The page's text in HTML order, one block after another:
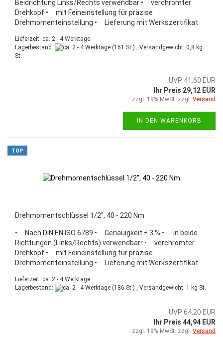
Beidrichtung Links/Rechts verwendbar • verchromter
Drehkopf • mit Feineinstellung für präzise
Drehmomenteinstellung • Lieferung mit Werkszertifikat
Lieferzeit: ca. 2 - 4 Werktage
Lagerbestand:
(161 St.) , Versandgewicht: 0,8 kg
St.
UVP 41,60 EUR
Ihr Preis 29,12 EUR
zzgl. 19% MwSt. zzgl. Versand
IN DEN WARENKORB
TOP
Drehmomentschlüssel 1/2", 40 - 220 Nm
• Nach DIN EN ISO 6789 • Genauigkeit ± 3 % • in beide
Richtungen (Links/Rechts) verwendbarr • verchromter
Drehkopf • mit Feineinstellung für präzise
Drehmomenteinstellung • Lieferung mit Werkszertifikat
Lieferzeit: ca. 2 - 4 Werktage
Lagerbestand:
(186 St.) , Versandgewicht: 1 kg St.
UVP 64,20 EUR
Ihr Preis 44,94 EUR
zzgl. 19% MwSt. zzgl. Versand